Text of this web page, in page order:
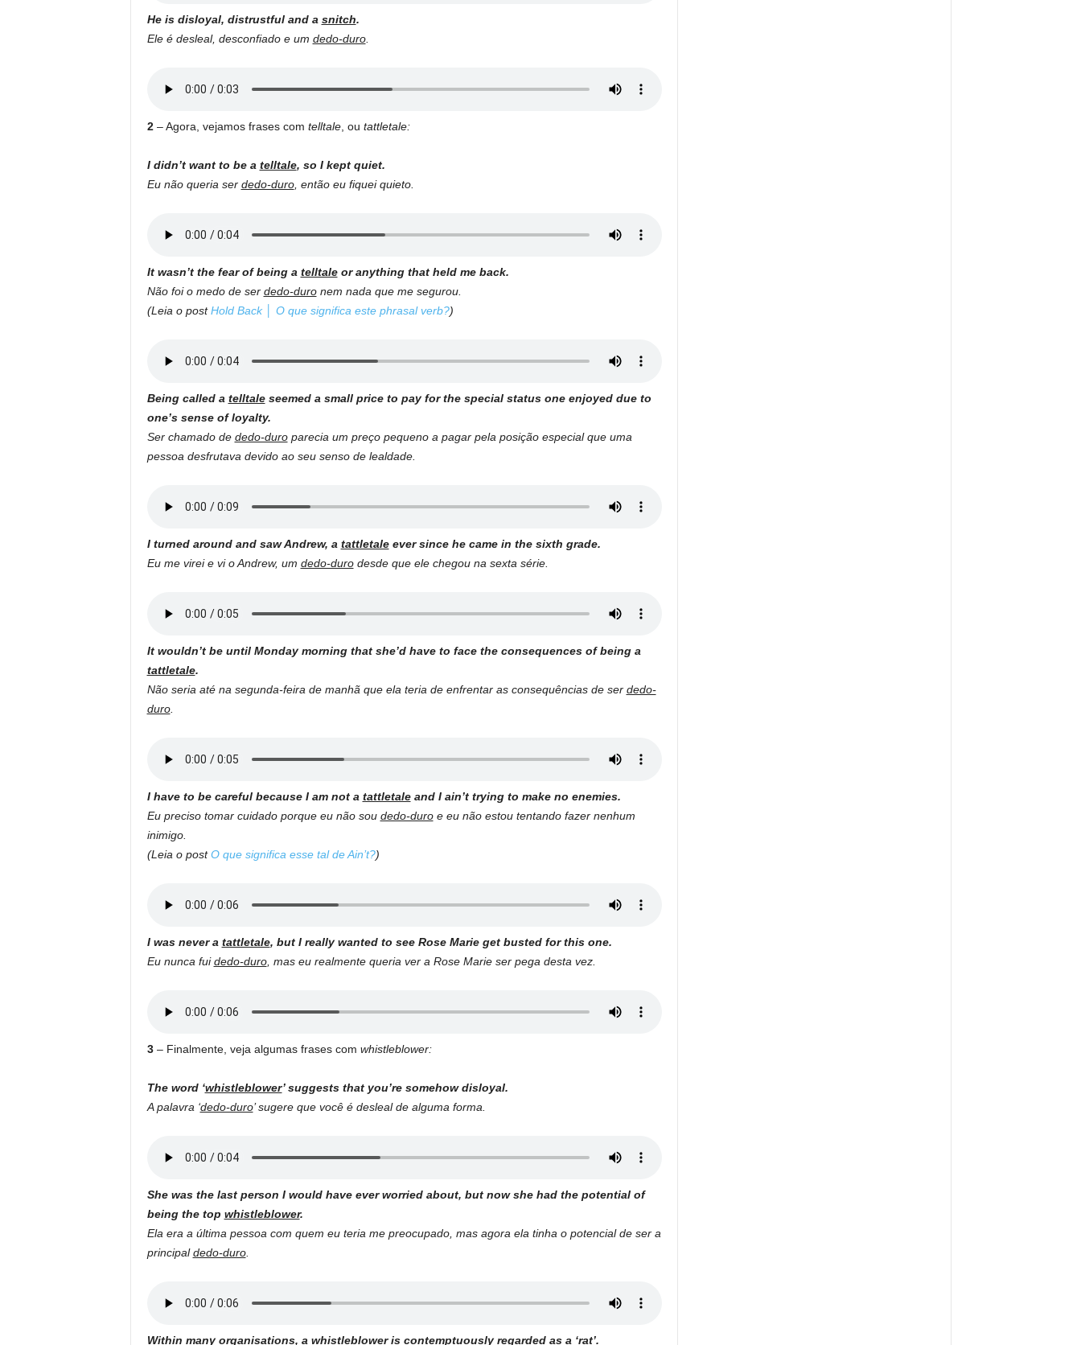
He is disloyal, distrustful and a snitch.
Ele é desleal, desconfiado e um dedo-duro.
2– Agora, vejamos frases com telltale, ou tattletale:
I didn’t want to be a telltale, so I kept quiet.
Eu não queria ser dedo-duro, então eu fiquei quieto.
It wasn’t the fear of being a telltaleor anything that held me back.
Não foi o medo de ser dedo-duronem nada que me segurou.
(Leia o postHold Back │ O que significa este phrasal verb?)
Being called a telltaleseemed a small price to pay for the special status one enjoyed due to
one’s sense of loyalty.
Ser chamado de dedo-duroparecia um preço pequeno a pagar pela posição especial que uma
pessoa desfrutava devido ao seu senso de lealdade.
I turned around and saw Andrew, a tattletaleever since he came in the sixth grade.
Eu me virei e vi o Andrew, um dedo-durodesde que ele chegou na sexta série.
It wouldn’t be until Monday morning that she’d have to face the consequences of being a
tattletale.
Não seria até na segunda-feira de manhã que ela teria de enfrentar as consequências de ser dedo-
duro.
I have to be careful because I am not a tattletaleand I ain’t trying to make no enemies.
Eu preciso tomar cuidado porque eu não sou dedo-duroe eu não estou tentando fazer nenhum
inimigo.
(Leia o postO que significa esse tal de Ain’t?)
I was never a tattletale, but I really wanted to see Rose Marie get busted for this one.
Eu nunca fuidedo-duro, mas eu realmente queria ver a Rose Marie ser pega desta vez.
3– Finalmente, veja algumas frases com whistleblower:
The word ‘whistleblower’ suggests that you’re somehow disloyal.
A palavra ‘dedo-duro’ sugere que você é desleal de alguma forma.
She was the last person I would have ever worried about, but now she had the potential of
being the top whistleblower.
Ela era a última pessoa com quem eu teria me preocupado, mas agora ela tinha o potencial de ser a
principaldedo-duro.
Within many organisations, a whistlebloweris contemptuously regarded as a ‘rat’.